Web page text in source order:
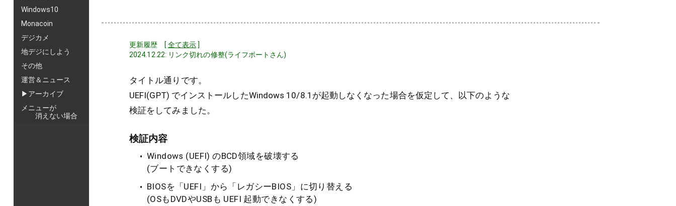
Windows10
Monacoin
デジカメ
地デジにしよう
その他
運営＆ニュース
▶アーカイブ
メニューが
消えない場合
更新履歴 [ 全て表示]
2024.12.22: リンク切れの修整(ライフボートさん)
タイトル通りです。
UEFI(GPT) でインストールしたWindows 10/8.1が起動しなくなった場合を仮定して、以下のような
検証をしてみました。
検証内容
Windows (UEFI) のBCD領域を破壊する
(ブートできなくする)
BIOSを「UEFI」から「レガシーBIOS」に切り替える
(OSもDVDやUSBも UEFI 起動できなくする)